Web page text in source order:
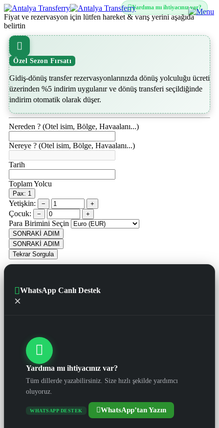
Yardıma mı ihtiyacınız var?
Fiyat ve rezervasyon için lütfen hareket & varış yerini aşağıda
belirtin
Özel Sezon Fırsatı
Gidiş-dönüş transfer rezervasyonlarınızda dönüş yolculuğu ücreti
üzerinden %5 indirim uygulanır ve dönüş transferi seçildiğinde
indirim otomatik olarak düşer.
Nereden ? (Otel isim, Bölge, Havaalanı...)
Nereye ? (Otel isim, Bölge, Havaalanı...)
Tarih
Toplam Yolcu
Pax: 1
Yetişkin: − +
Çocuk: − +
Para Birimini Seçin
SONRAKİ ADIM
SONRAKİ ADIM
Tekrar Sorgula
WhatsApp Canlı Destek
×
Yardıma mı ihtiyacınız var?
Tüm dillerde yazabilirsiniz. Size hızlı şekilde yardımcı
oluyoruz.
WHATSAPP DESTEK WhatsApp’tan Yazın